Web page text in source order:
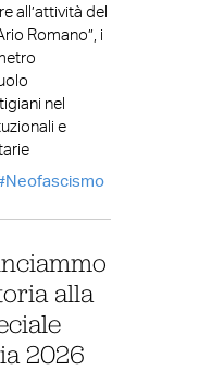
all’attività del
Romano”, i
nel
e
Neofascismo
alla
2026